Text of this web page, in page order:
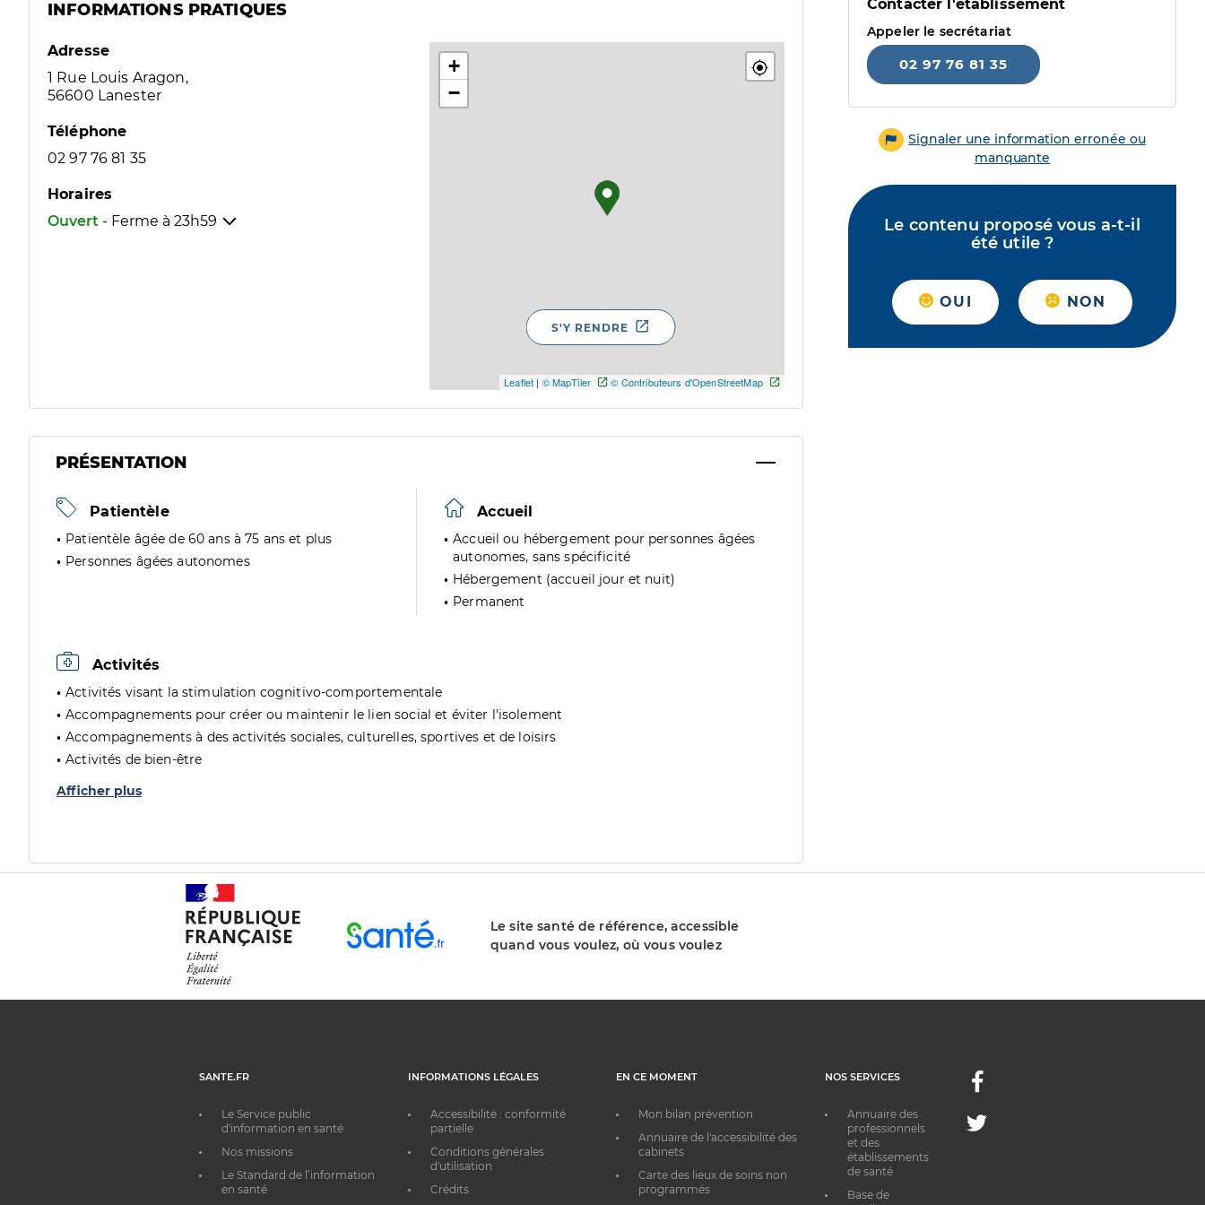
INFORMATIONS PRATIQUES
Adresse
1 Rue Louis Aragon,
56600 Lanester
Téléphone
02 97 76 81 35
Horaires
Ouvert - Ferme à 23h59
+
−
Leaflet | © MapTiler © Contributeurs d'OpenStreetMap
S'Y RENDRE
PRÉSENTATION
Patientèle
Patientèle âgée de 60 ans à 75 ans et plus
Personnes âgées autonomes
Accueil
Accueil ou hébergement pour personnes âgées
autonomes, sans spécificité
Hébergement (accueil jour et nuit)
Permanent
Activités
Activités visant la stimulation cognitivo-comportementale
Accompagnements pour créer ou maintenir le lien social et éviter l'isolement
Accompagnements à des activités sociales, culturelles, sportives et de loisirs
Activités de bien-être
Afficher plus
Contacter l'établissement
Appeler le secrétariat
02 97 76 81 35
Signaler une information erronée ou
manquante
Le contenu proposé vous a-t-il
été utile ?
OUI NON
Le site santé de référence, accessible
quand vous voulez, où vous voulez
SANTE.FR
Le Service public
d'information en santé
Nos missions
Le Standard de l’information
en santé
INFORMATIONS LÉGALES
Accessibilité : conformité
partielle
Conditions générales
d'utilisation
Crédits
EN CE MOMENT
Mon bilan prévention
Annuaire de l'accessibilité des
cabinets
Carte des lieux de soins non
programmés
NOS SERVICES
Annuaire des
professionnels
et des
établissements
de santé
Base de
Facebook
Twitter